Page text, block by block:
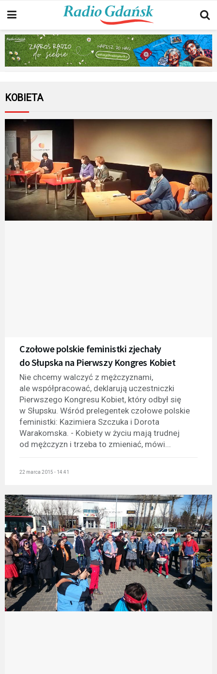
KOBIETA
Czołowe polskie feministki zjechały
do Słupska na Pierwszy Kongres Kobiet
Nie chcemy walczyć z mężczyznami,
ale współpracować, deklarują uczestniczki
Pierwszego Kongresu Kobiet, który odbył się
w Słupsku. Wśród prelegentek czołowe polskie
feministki: Kazimiera Szczuka i Dorota
Warakomska. - Kobiety w życiu mają trudnej
od mężczyzn i trzeba to zmieniać, mówi...
22 marca 2015 - 14:41